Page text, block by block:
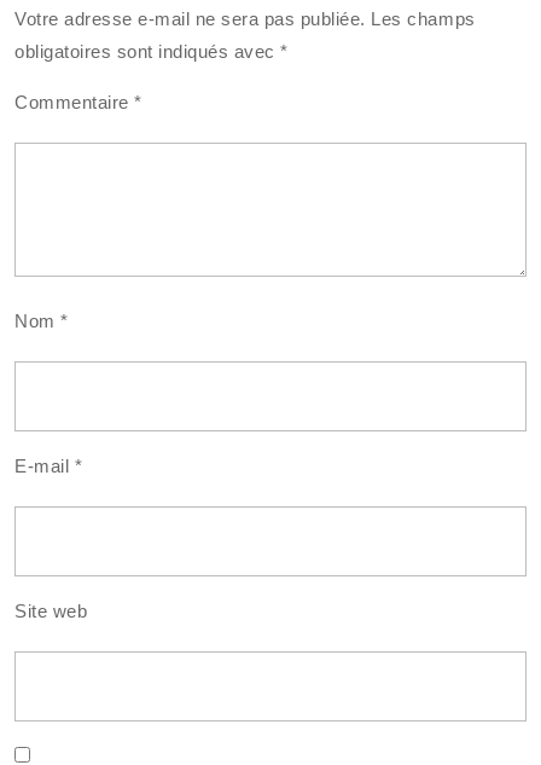
Votre adresse e-mail ne sera pas publiée. Les champs
obligatoires sont indiqués avec*
Commentaire*
Nom*
E-mail *
Site web